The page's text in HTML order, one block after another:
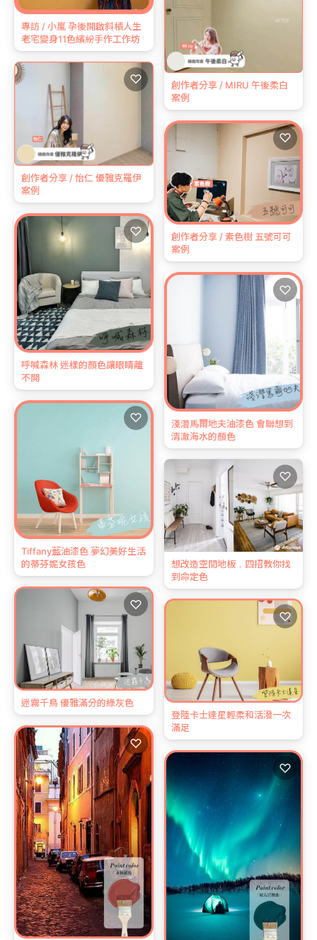
專訪 / 小嵐 孕後開啟斜槓人生
老宅變身11色繽紛手作工作坊
創作者分享 / MIRU 午後柔白
案例
創作者分享 / 怡仁 優雅克羅伊
案例
♡
創作者分享 / 素色樹 五號可可
案例
♡
呼喊森林 迷樣的顏色讓眼睛離
不開
♡
淺潛馬爾地夫油漆色 會聯想到
清澈海水的顏色
♡
Tiffany藍油漆色 夢幻美好生活
的蒂芬妮女孩色
♡
想改造空間地板，四招教你找
到命定色
♡
迷霧千鳥 優雅滿分的綠灰色
♡
登陸卡士達星輕柔和活潑一次
滿足
♡
♡
♡